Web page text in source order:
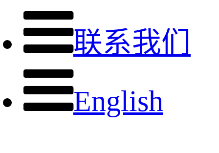
联系我们
English